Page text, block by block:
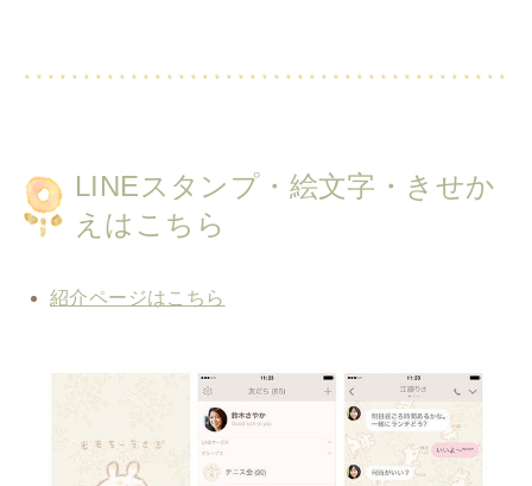
LINEスタンプ・絵文字・きせか
えはこちら
紹介ページはこちら